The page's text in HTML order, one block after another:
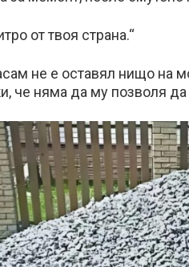
от твоя страна.“
не е оставял нищо на
че няма да му позволя да